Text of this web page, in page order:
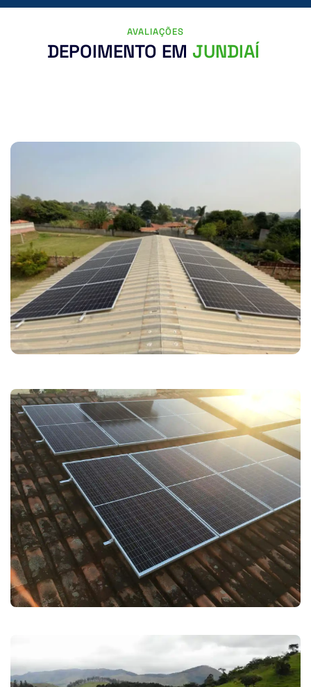
AVALIAÇÕES
DEPOIMENTO EM JUNDIAÍ